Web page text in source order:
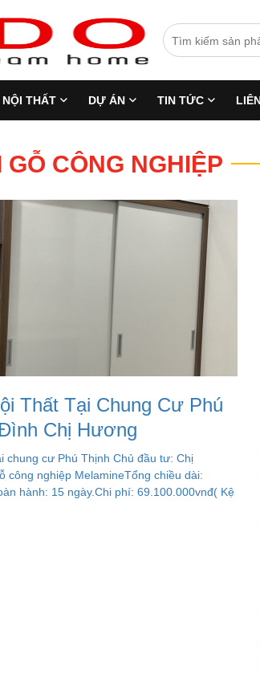
THẤT DỰ ÁN TIN TỨC
GỖ CÔNG NGHIỆP
Thất Tại Chung Cư Phú
Chị Hương
chung cư Phú Thịnh Chủ đầu tư: Chị
công nghiệp MelamineTổng chiều dài:
hành: 15 ngày.Chi phí: 69.100.000vnđ( Kệ